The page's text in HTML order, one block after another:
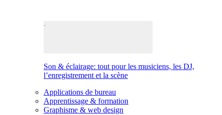
Son & éclairage: tout pour les musiciens, les DJ,
l’enregistrement et la scène
Applications de bureau
Apprentissage & formation
Graphisme & web design